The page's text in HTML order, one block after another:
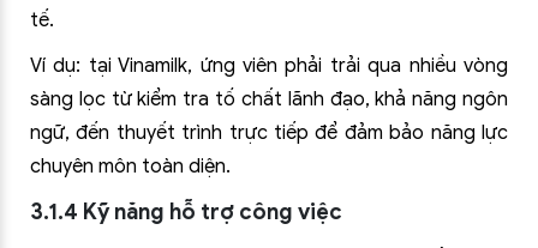
tế.
Ví dụ: tại Vinamilk, ứng viên phải trải qua nhiều vòng
sàng lọc từ kiểm tra tố chất lãnh đạo, khả năng ngôn
ngữ, đến thuyết trình trực tiếp để đảm bảo năng lực
chuyên môn toàn diện.
3.1.4 Kỹ năng hỗ trợ công việc